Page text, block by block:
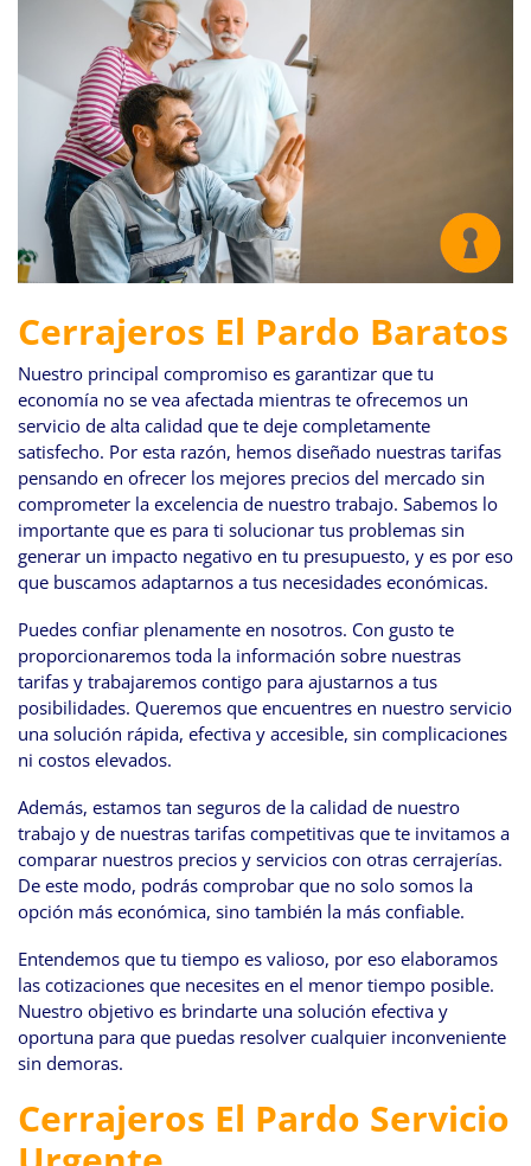
Cerrajeros El Pardo Baratos
Nuestro principal compromiso es garantizar que tu
economía no se vea afectada mientras te ofrecemos un
servicio de alta calidad que te deje completamente
satisfecho. Por esta razón, hemos diseñado nuestras tarifas
pensando en ofrecer los mejores precios del mercado sin
comprometer la excelencia de nuestro trabajo. Sabemos lo
importante que es para ti solucionar tus problemas sin
generar un impacto negativo en tu presupuesto, y es por eso
que buscamos adaptarnos a tus necesidades económicas.
Puedes confiar plenamente en nosotros. Con gusto te
proporcionaremos toda la información sobre nuestras
tarifas y trabajaremos contigo para ajustarnos a tus
posibilidades. Queremos que encuentres en nuestro servicio
una solución rápida, efectiva y accesible, sin complicaciones
ni costos elevados.
Además, estamos tan seguros de la calidad de nuestro
trabajo y de nuestras tarifas competitivas que te invitamos a
comparar nuestros precios y servicios con otras cerrajerías.
De este modo, podrás comprobar que no solo somos la
opción más económica, sino también la más confiable.
Entendemos que tu tiempo es valioso, por eso elaboramos
las cotizaciones que necesites en el menor tiempo posible.
Nuestro objetivo es brindarte una solución efectiva y
oportuna para que puedas resolver cualquier inconveniente
sin demoras.
Cerrajeros El Pardo Servicio